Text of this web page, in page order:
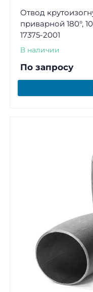
Отвод
приварной 180°,
17375-2001
В наличии
По запросу